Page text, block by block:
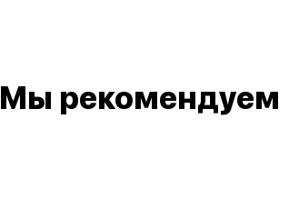
Мы рекомендуем